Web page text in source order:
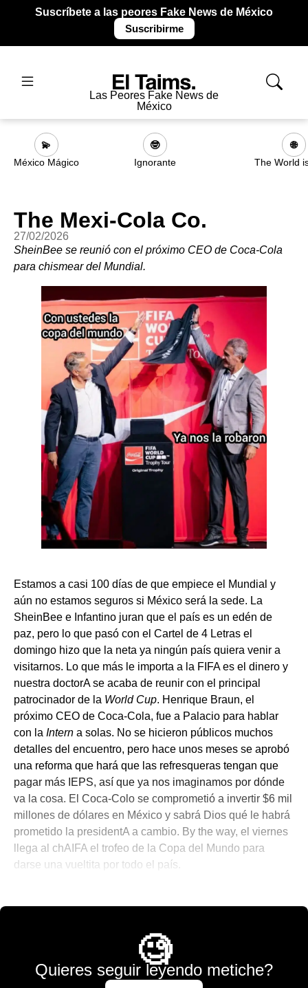
Suscríbete a las peores Fake News de México
Suscribirme
Las Peores Fake News de
México
💫
México Mágico
🤓
Ignorante
🌐
The World
The Mexi-Cola Co.
27/02/2026
SheinBee se reunió con el próximo CEO de Coca-Cola
para chismear del Mundial.
Estamos a casi 100 días de que empiece el Mundial y
aún no estamos seguros si México será la sede. La
SheinBee e Infantino juran que el país es un edén de
paz, pero lo que pasó con el Cartel de 4 Letras el
domingo hizo que la neta ya ningún país quiera venir a
visitarnos. Lo que más le importa a la FIFA es el dinero y
nuestra doctorA se acaba de reunir con el principal
patrocinador de la World Cup. Henrique Braun, el
próximo CEO de Coca-Cola, fue a Palacio para hablar
con la Intern a solas. No se hicieron públicos muchos
detalles del encuentro, pero hace unos meses se aprobó
una reforma que hará que las refresqueras tengan que
pagar más IEPS, así que ya nos imaginamos por dónde
va la cosa. El Coca-Colo se comprometió a invertir $6 mil
millones de dólares en México y sabrá Dios qué le habrá
prometido la presidentA a cambio. By the way, el viernes
llega al chAIFA el trofeo de la Copa del Mundo para
darse una vueltita por todo el país.
🧐
Quieres seguir leyendo metiche?